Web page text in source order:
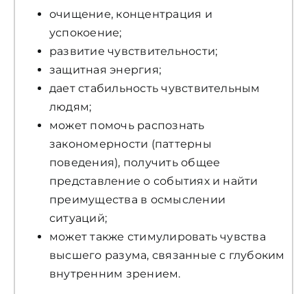
очищение, концентрация и
успокоение;
развитие чувствительности;
защитная энергия;
дает стабильность чувствительным
людям;
может помочь распознать
закономерности (паттерны
поведения), получить общее
представление о событиях и найти
преимущества в осмыслении
ситуаций;
может также стимулировать чувства
высшего разума, связанные с глубоким
внутренним зрением.